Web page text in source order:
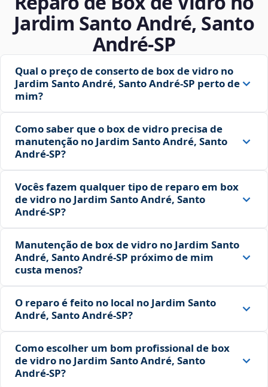
Jardim Santo André, Santo
André‑SP
Qual o preço de conserto de box de vidro no
Jardim Santo André, Santo André‑SP perto de
mim?
Como saber que o box de vidro precisa de
manutenção no Jardim Santo André, Santo
André‑SP?
Vocês fazem qualquer tipo de reparo em box
de vidro no Jardim Santo André, Santo
André‑SP?
Manutenção de box de vidro no Jardim Santo
André, Santo André‑SP próximo de mim
custa menos?
O reparo é feito no local no Jardim Santo
André, Santo André‑SP?
Como escolher um bom profissional de box
de vidro no Jardim Santo André, Santo
André‑SP?